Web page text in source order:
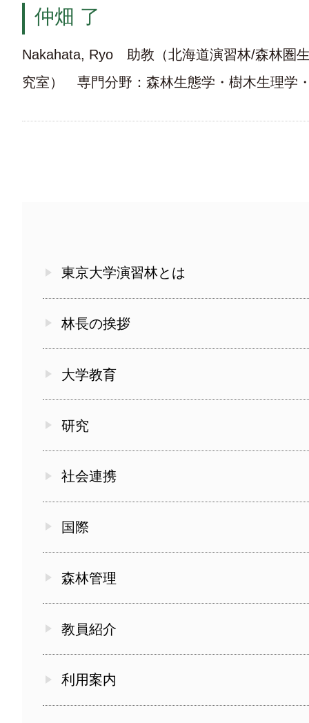
仲畑 了
Nakahata, Ryo 助教（北海道演習林/森林圏
究室） 専門分野：森林生態学・樹木生理学
東京大学演習林とは
林長の挨拶
大学教育
研究
社会連携
国際
森林管理
教員紹介
利用案内